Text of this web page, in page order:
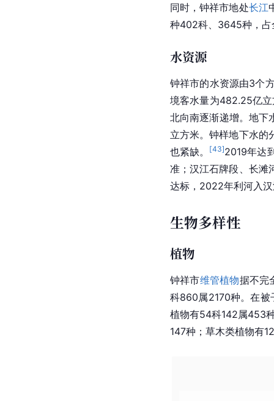
同时，钟祥市地处长江
种402科、3645种，占
水资源
钟祥市的水资源由3个
境客水量为482.25亿
北向南逐渐递增。地下
立方米。钟样地下水的
也紧缺。
[43]2019年达
准；汉江石牌段、 长滩
达标，2022年利河入
生物多样性
植物
钟祥市维管植物据不完
科860属2170种。在被
植物有54科142属453
147种；草木类植物有